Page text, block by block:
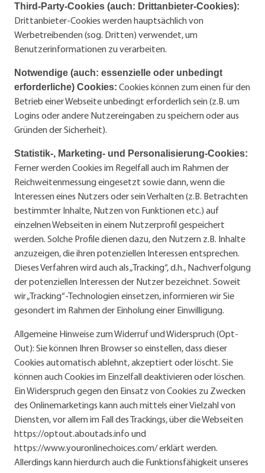
Third-Party-Cookies (auch: Drittanbieter-Cookies):
Drittanbieter-Cookies werden hauptsächlich von
Werbetreibenden (sog. Dritten) verwendet, um
Benutzerinformationen zu verarbeiten.
Notwendige (auch: essenzielle oder unbedingt
erforderliche) Cookies: Cookies können zum einen für den
Betrieb einer Webseite unbedingt erforderlich sein (z.B. um
Logins oder andere Nutzereingaben zu speichern oder aus
Gründen der Sicherheit).
Statistik-, Marketing- und Personalisierung-Cookies:
Ferner werden Cookies im Regelfall auch im Rahmen der
Reichweitenmessung eingesetzt sowie dann, wenn die
Interessen eines Nutzers oder sein Verhalten (z.B. Betrachten
bestimmter Inhalte, Nutzen von Funktionen etc.) auf
einzelnen Webseiten in einem Nutzerprofil gespeichert
werden. Solche Profile dienen dazu, den Nutzern z.B. Inhalte
anzuzeigen, die ihren potenziellen Interessen entsprechen.
Dieses Verfahren wird auch als „Tracking“, d.h., Nachverfolgung
der potenziellen Interessen der Nutzer bezeichnet. Soweit
wir „Tracking“-Technologien einsetzen, informieren wir Sie
gesondert im Rahmen der Einholung einer Einwilligung.
Allgemeine Hinweise zum Widerruf und Widerspruch (Opt-
Out): Sie können Ihren Browser so einstellen, dass dieser
Cookies automatisch ablehnt, akzeptiert oder löscht. Sie
können auch Cookies im Einzelfall deaktivieren oder löschen.
Ein Widerspruch gegen den Einsatz von Cookies zu Zwecken
des Onlinemarketings kann auch mittels einer Vielzahl von
Diensten, vor allem im Fall des Trackings, über die Webseiten
https://optout.aboutads.info und
https://www.youronlinechoices.com/ erklärt werden.
Allerdings kann hierdurch auch die Funktionsfähigkeit unseres